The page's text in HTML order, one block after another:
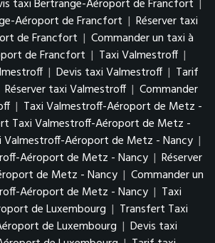
taxi Bertrange-Aéroport de Francfort |
Aéroport de Francfort | Réserver taxi
de Francfort | Commander un taxi à
de Francfort | Taxi Valmestroff |
| Devis taxi Valmestroff | Tarif
Réserver taxi Valmestroff | Commander
| Taxi Valmestroff-Aéroport de Metz -
Taxi Valmestroff-Aéroport de Metz -
Valmestroff-Aéroport de Metz - Nancy |
Aéroport de Metz - Nancy | Réserver
de Metz - Nancy | Commander un
Aéroport de Metz - Nancy | Taxi
de Luxembourg | Transfert Taxi
de Luxembourg | Devis taxi